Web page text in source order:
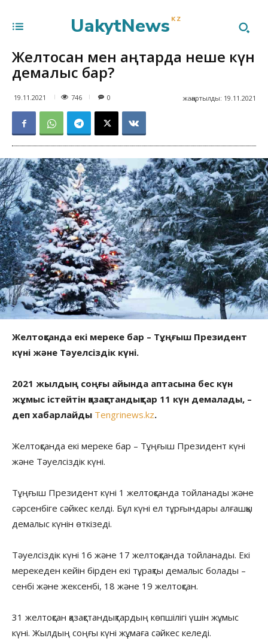
UakytNews KZ
Желтоқсан мен қаңтарда неше күн
демалыс бар?
19.11.2021 746 жаңартылды: 19.11.2021
0
Желтоқсанда екі мереке бар – Тұңғыш Президент
күні және Тәуелсіздік күні.
2021 жылдың соңғы айында аптасына бес күн
жұмыс істейтін қазақстандықтар 11 күн демалады, –
деп хабарлайды Tengrinews.kz.
Желтоқсанда екі мереке бар – Тұңғыш Президент күні
және Тәуелсіздік күні.
Тұңғыш Президент күні 1 желтоқсанда тойланады және
сәрсенбіге сәйкес келді. Бұл күні ел тұрғындары алғашқы
демалыс күнін өткізеді.
Тәуелсіздік күні 16 және 17 желтоқсанда тойланады. Екі
мерекеден кейін бірден екі тұрақты демалыс болады –
сенбі және жексенбі, 18 және 19 желтоқсан.
31 желтоқсан қазақстандықтардың көпшілігі үшін жұмыс
күні. Жылдың соңғы күні жұмаға сәйкес келеді.